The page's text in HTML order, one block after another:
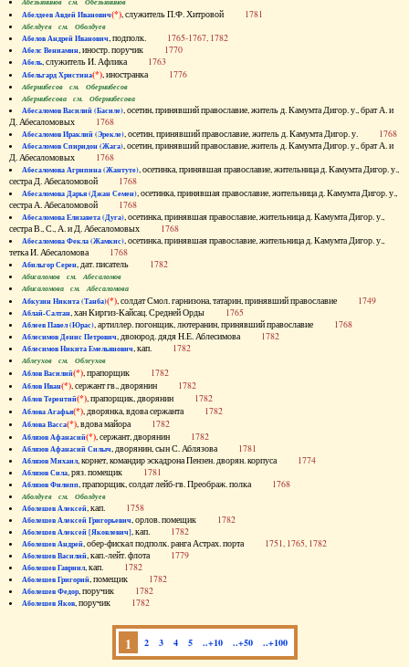
Абелдеев Авдей Иванович(*), служитель П.Ф. Хитровой 1781
Абелдуев см. Оболдуев
Абелов Андрей Иванович, подполк. 1765-1767, 1782
Абелс Вениамин, иностр. поручик 1770
Абель, служитель И. Афлика 1763
Абельгард Христина(*), иностранка 1776
Абернибесов см. Обернибесов
Абернибесова см. Обернибесова
Абесаломов Василий (Басиле), осетин, принявший православие, житель д. Камумта Дигор. у., брат А. и
Д. Абесаломовых 1768
Абесаломов Ираклий (Эрекле), осетин, принявший православие, житель д. Камумта Дигор. у. 1768
Абесаломов Спиридон (Жага), осетин, принявший православие, житель д. Камумта Дигор. у., брат А. и
Д. Абесаломовых 1768
Абесаломова Агрипина (Жантуте), осетинка, принявшая православие, жительница д. Камумта Дигор. у.,
сестра Д. Абесаломовой 1768
Абесаломова Дарья (Джан Семен), осетинка, принявшая православие, жительница д. Камумта Дигор. у.,
сестра А. Абесаломовой 1768
Абесаломова Елизавета (Дуга), осетинка, принявшая православие, жительница д. Камумта Дигор. у.,
сестра В., С., А. и Д. Абесаломовых 1768
Абесаломова Фекла (Жамкис), осетинка, принявшая православие, жительница д. Камумта Дигор. у.,
тетка И. Абесаломова 1768
Абильгор Серен, дат. писатель 1782
Абисаломов см. Абесаломов
Абисаломова см. Абесаломова
Абкузин Никита (Танба)(*), солдат Смол. гарнизона, татарин, принявший православие 1749
Аблай-Салтан, хан Киргиз-Кайсац. Средней Орды 1765
Аблеев Павел (Юрас), артиллер. погонщик, лютеранин, принявший православие 1768
Аблесимов Денис Петрович, двоюрод. дядя Н.Е. Аблесимова 1782
Аблесимов Никита Емельянович, кап. 1782
Аблеухов см. Облеухов
Аблов Василий(*), прапорщик 1782
Аблов Иван(*), сержант гв., дворянин 1782
Аблов Терентий(*), прапорщик, дворянин 1782
Аблова Агафья(*), дворянка, вдова сержанта 1782
Аблова Васса(*), вдова майора 1782
Аблязов Афанасий(*), сержант, дворянин 1782
Аблязов Афанасий Силыч, дворянин, сын С. Аблязова 1781
Аблязов Михаил, корнет, командир эскадрона Пензен. дворян. корпуса 1774
Аблязов Сила, ряз. помещик 1781
Аблязов Филипп, прапорщик, солдат лейб-гв. Преображ. полка 1768
Аболдуев см. Оболдуев
Аболешев Алексей, кап. 1758
Аболешев Алексей Григорьевич, орлов. помещик 1782
Аболешев Алексей [Яковлевич], кап. 1782
Аболешев Андрей, обер-фискал подполк. ранга Астрах. порта 1751, 1765, 1782
Аболешев Василий, кап.-лейт. флота 1779
Аболешев Гавриил, кап. 1782
Аболешев Григорий, помещик 1782
Аболешев Федор, поручик 1782
Аболешев Яков, поручик 1782
1 2 3 4 5 ..+10 ..+50 ..+100